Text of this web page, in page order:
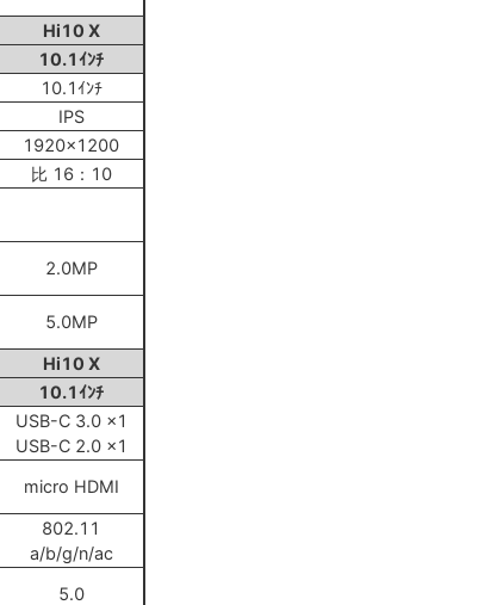
Hi10 X
10.1ｲﾝﾁ
10.1ｲﾝﾁ
IPS
1920x1200
比 16：10
2.0MP
5.0MP
Hi10 X
10.1ｲﾝﾁ
USB-C 3.0 x1
USB-C 2.0 x1
micro HDMI
802.11
a/b/g/n/ac
5.0